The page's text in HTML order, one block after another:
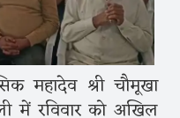
महादेव श्री चौमूखा
में रविवार को अखिल